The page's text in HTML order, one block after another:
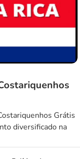
Grátis
diversificado na